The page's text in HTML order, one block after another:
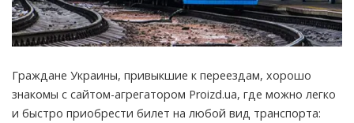
Граждане Украины, привыкшие к переездам, хорошо
знакомы с сайтом-агрегатором Proizd.ua, где можно легко
и быстро приобрести билет на любой вид транспорта: